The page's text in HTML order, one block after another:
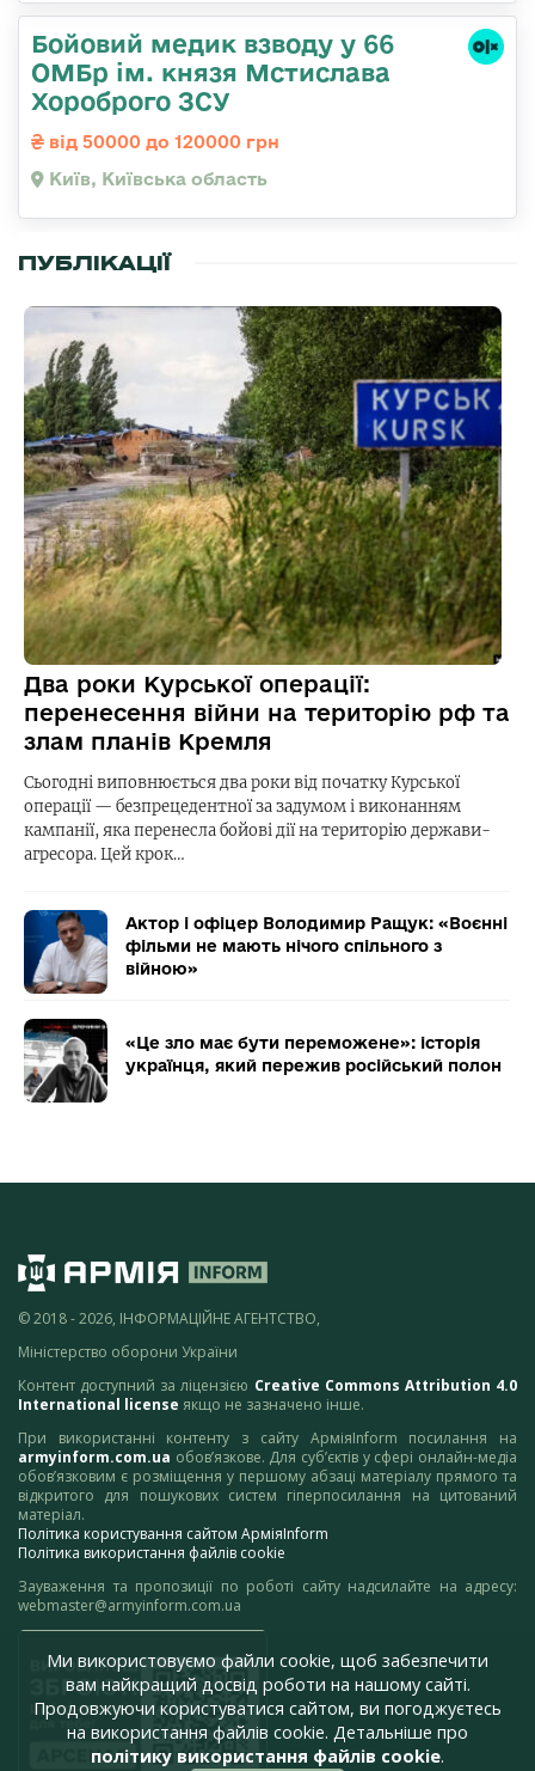
Бойовий медик взводу у 66
ОМБр ім. князя Мстислава
Хороброго ЗСУ
від 50000 до 120000 грн
Київ, Київська область
ПУБЛІКАЦІЇ
Два роки Курської операції:
перенесення війни на територію рф та
злам планів Кремля
Сьогодні виповнюється два роки від початку Курської
операції — безпрецедентної за задумом і виконанням
кампанії, яка перенесла бойові дії на територію держави-
агресора. Цей крок…
Актор і офіцер Володимир Ращук: «Воєнні
фільми не мають нічого спільного з
війною»
«Це зло має бути переможене»: історія
українця, який пережив російський полон
© 2018 - 2026, ІНФОРМАЦІЙНЕ АГЕНТСТВО,
Міністерство оборони України
Контент доступний за ліцензією Creative Commons Attribution 4.0
International license якщо не зазначено інше.
При використанні контенту з сайту АрміяInform посилання на
armyinform.com.ua обов’язкове. Для суб’єктів у сфері онлайн-медіа
обов’язковим є розміщення у першому абзаці матеріалу прямого та
відкритого для пошукових систем гіперпосилання на цитований
матеріал.
Політика користування сайтом АрміяInform
Політика використання файлів cookie
Зауваження та пропозиції по роботі сайту надсилайте на адресу:
webmaster@armyinform.com.ua
Ми використовуємо файли cookie, щоб забезпечити
вам найкращий досвід роботи на нашому сайті.
Продовжуючи користуватися сайтом, ви погоджуєтесь
на використання файлів cookie. Детальніше про
політику використання файлів cookie.